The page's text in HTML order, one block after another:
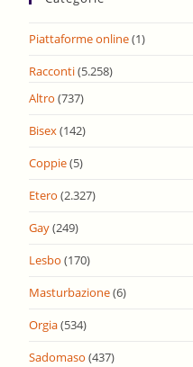
Piattaforme online(1)
Racconti(5.258)
Altro (737)
Bisex(142)
Coppie(5)
Etero (2.327)
Gay(249)
Lesbo (170)
Masturbazione(6)
Orgia(534)
Sadomaso (437)